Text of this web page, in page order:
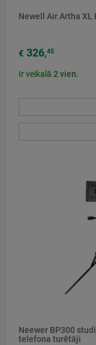
Newell Air Artha XL
€ 326,45
Ir veikalā 2vien.
Neewer BP300
telefona turētāji